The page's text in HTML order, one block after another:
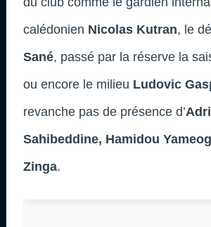
calédonien Nicolas Kutran, le
Sané, passé par la réserve la
ou encore le milieu Ludovic
revanche pas de présence d’
Sahibeddine, Hamidou
Zinga.